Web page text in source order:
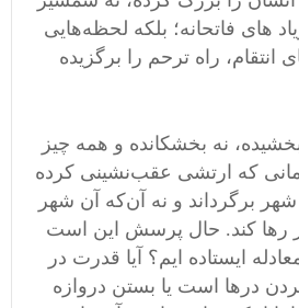
های فاتحانه؛ بلکه لحظه‌هایی
انتقام، راه ترحم را برگزیده
نه بخشکانده و همه چیز
زمانی که ارتشی عقب‌نشینی کرده
برگرداند و نه آن‌که آن شهر
رها کند. حال پرسش این است
ایستاده ایم؟ آیا قدرت در
درها است یا بستن‌ دروازه